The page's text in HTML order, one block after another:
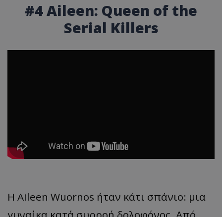
#4 Aileen: Queen of the
Serial Killers
Η Aileen Wuornos ήταν κάτι σπάνιο: μια